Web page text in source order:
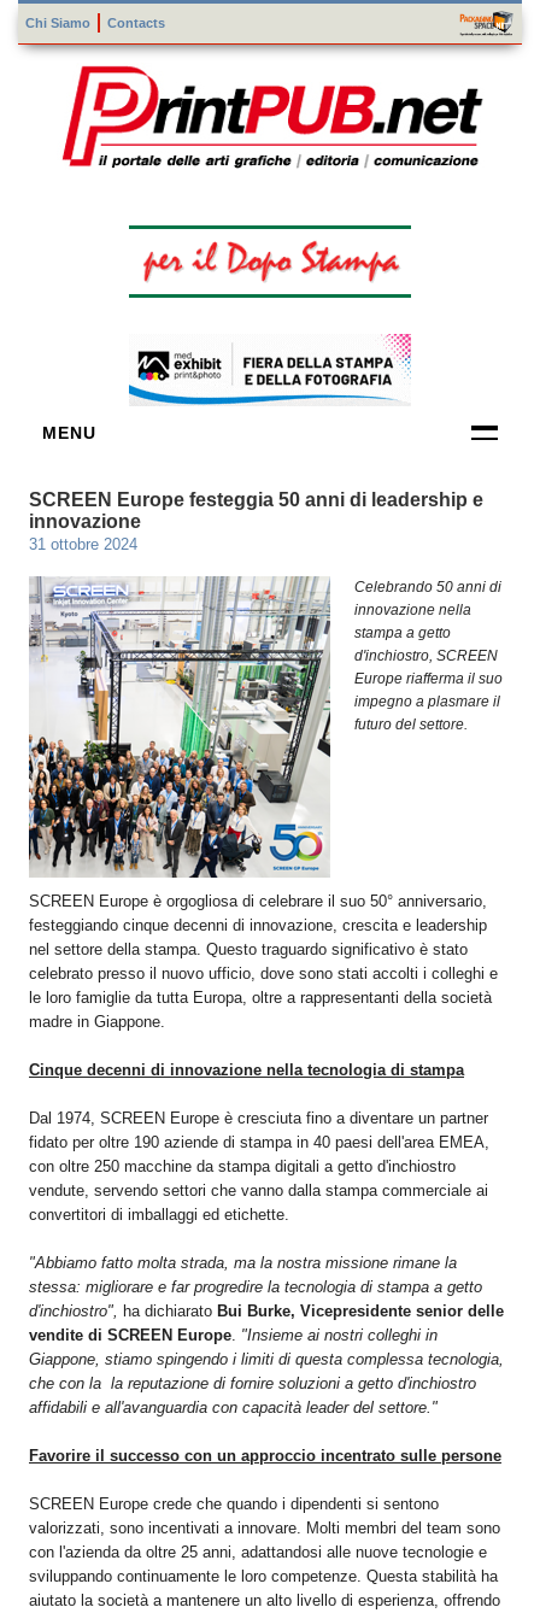
Chi Siamo Contacts
MENU
DI TECNOLOGIE
ENTI E
ASSOCIAZIONI
ZOOM
TEMATICI
EVENTI
VIDEO
SCREEN Europe festeggia 50 anni di leadership e
innovazione
31 ottobre 2024
Celebrando 50 anni di
innovazione nella
stampa a getto
d'inchiostro, SCREEN
Europe riafferma il suo
impegno a plasmare il
futuro del settore.
SCREEN Europe è orgogliosa di celebrare il suo 50° anniversario,
festeggiando cinque decenni di innovazione, crescita e leadership
nel settore della stampa. Questo traguardo significativo è stato
celebrato presso il nuovo ufficio, dove sono stati accolti i colleghi e
le loro famiglie da tutta Europa, oltre a rappresentanti della società
madre in Giappone.
Cinque decenni di innovazione nella tecnologia di stampa
Dal 1974, SCREEN Europe è cresciuta fino a diventare un partner
fidato per oltre 190 aziende di stampa in 40 paesi dell'area EMEA,
con oltre 250 macchine da stampa digitali a getto d'inchiostro
vendute, servendo settori che vanno dalla stampa commerciale ai
convertitori di imballaggi ed etichette.
"Abbiamo fatto molta strada, ma la nostra missione rimane la
stessa: migliorare e far progredire la tecnologia di stampa a getto
d'inchiostro", ha dichiarato Bui Burke, Vicepresidente senior delle
vendite di SCREEN Europe "Insieme ai nostri colleghi in
Giappone, stiamo spingendo i limiti di questa complessa tecnologia,
che con la la reputazione di fornire soluzioni a getto d'inchiostro
affidabili e all'avanguardia con capacità leader del settore."
Favorire il successo con un approccio incentrato sulle persone
SCREEN Europe crede che quando i dipendenti si sentono
valorizzati, sono incentivati a innovare. Molti membri del team sono
con l'azienda da oltre 25 anni, adattandosi alle nuove tecnologie e
sviluppando continuamente le loro competenze. Questa stabilità ha
aiutato la società a mantenere un alto livello di esperienza, offrendo